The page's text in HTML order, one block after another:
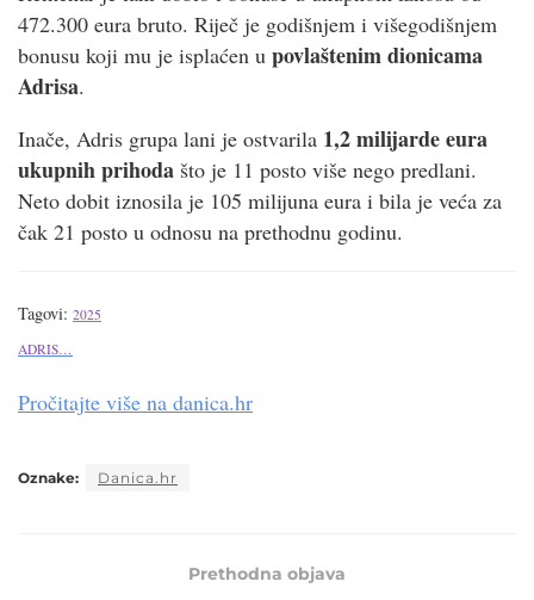
472.300 eura bruto. Riječ je godišnjem i višegodišnjem
bonusu koji mu je isplaćen u povlaštenim dionicama
Adrisa.
Inače, Adris grupa lani je ostvarila 1,2 milijarde eura
ukupnih prihoda što je 11 posto više nego predlani.
Neto dobit iznosila je 105 milijuna eura i bila je veća za
čak 21 posto u odnosu na prethodnu godinu.
Tagovi: 2025
ADRIS…
Pročitajte više na danica.hr
Oznake: Danica.hr
Prethodna objava